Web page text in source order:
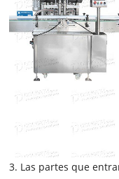
3. Las partes que